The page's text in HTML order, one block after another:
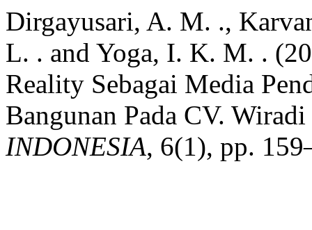
Dirgayusari, A. M. .,
L. . and Yoga, I. K. M. .
Reality Sebagai Media
Bangunan Pada CV.
INDONESIA, 6(1), pp.